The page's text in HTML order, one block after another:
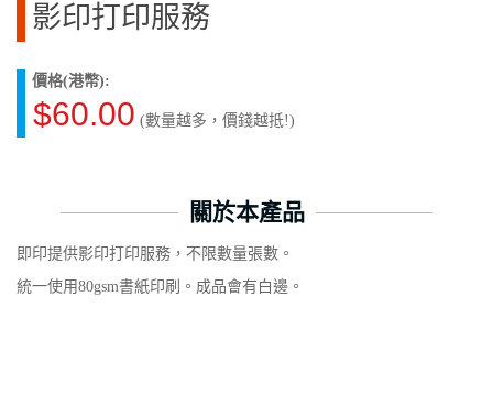
影印打印服務
價格(港幣):
$60.00 (數量越多，價錢越抵!)
關於本產品
即印提供影印打印服務，不限數量張數。
統一使用80gsm書紙印刷。成品會有白邊。